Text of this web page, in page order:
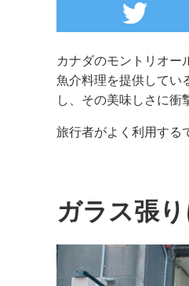
カナダのモントリオー
魚介料理を提供してい
し、その美味しさに衝
旅行者がよく利用する
ガラス張